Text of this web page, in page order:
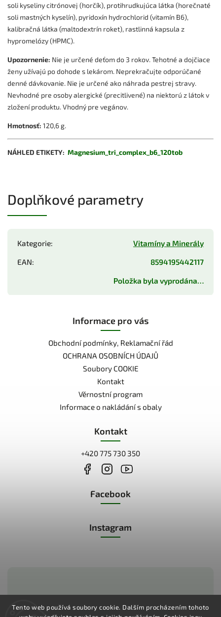
Tento web používá soubory cookie. Dalším procházením tohoto
soli kyseliny citrónovej (horčík), protihrudkujúca látka (horečnaté
soli mastných kyselín), pyridoxín hydrochlorid (vitamín B6),
kalibračná látka (maltodextrín roket), rastlinná kapsula z
hypromelózy (HPMC).
Upozornenie: Nie je určené deťom do 3 rokov. Tehotné a dojčiace
ženy užívajú po dohode s lekárom. Neprekračujte odporúčané
denné dávkovanie. Nie je určené ako náhrada pestrej stravy.
Nevhodné pre osoby alergické (precitlivené) na niektorú z látok v
zložení produktu. Vhodný pre vegánov.
Hmotnosť: 120,6 g.
NÁHLED ETIKETY: Magnesium_tri_complex_b6_120tob
Doplňkové parametry
Kategorie: Vitamíny a Minerály
EAN: 8594195442117
Položka byla vyprodána…
Zákaznická podpora:
Informace pro vás
Obchodní podmínky, Reklamační řád
OCHRANA OSOBNÍCH ÚDAJŮ
Soubory COOKIE
Kontakt
Věrnostní program
Informace o nakládání s obaly
Kontakt
+420 775 730 350
Facebook
Instagram